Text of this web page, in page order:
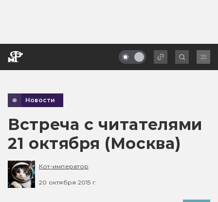
Новости
Встреча с читателями
21 октября (Москва)
Кот-император
20 октября 2015 г.